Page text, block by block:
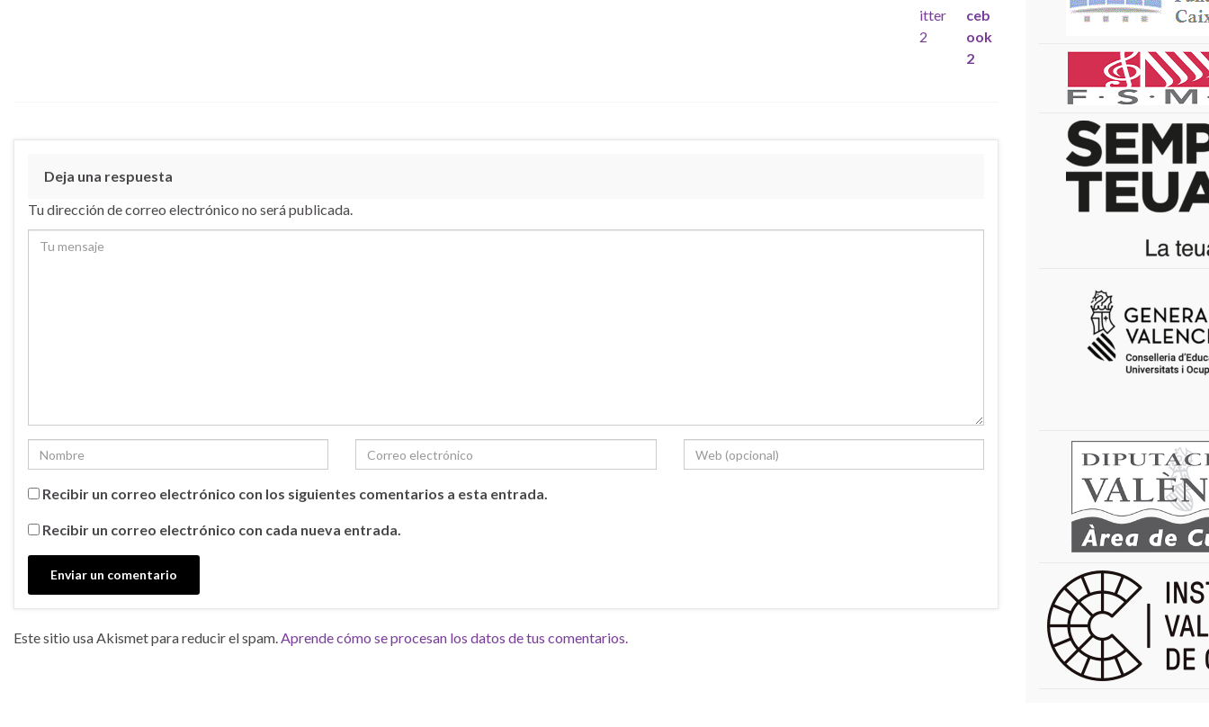
Deja una respuesta
Tu dirección de correo electrónico no será publicada.
Recibir un correo electrónico con los siguientes comentarios a esta entrada.
Recibir un correo electrónico con cada nueva entrada.
Este sitio usa Akismet para reducir el spam.Aprende cómo se procesan los datos de tus comentarios.